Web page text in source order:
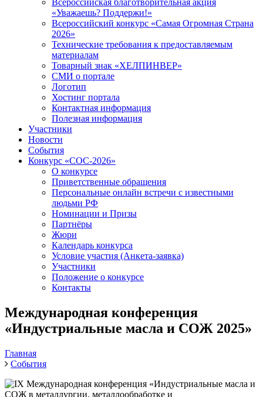
Всероссийская благотворительная акция
«Уважаешь? Поддержи!»
Всероссийский конкурс «Самая Огромная Страна
2026»
Технические требования к предоставляемым
материалам
Товарный знак «ХЕЛПИНВЕР»
СМИ о портале
Логотип
Хостинг портала
Контактная информация
Полезная информация
Участники
Новости
События
Конкурс «СОС-2026»
О конкурсе
Приветственные обращения
Персональные онлайн встречи с известными
людьми РФ
Номинации и Призы
Партнёры
Жюри
Календарь конкурса
Условие участия (Анкета-заявка)
Участники
Положение о конкурсе
Контакты
Международная конференция
«Индустриальные масла и СОЖ 2025»
Главная
События